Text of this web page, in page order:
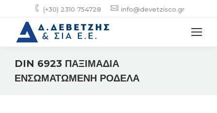
(+30) 2310 754728 info@devetzisco.gr
DIN 6923 ΠΑΞΙΜΑΔΙΑ
ΕΝΣΩΜΑΤΩΜΕΝΗ ΡΟΔΕΛΑ